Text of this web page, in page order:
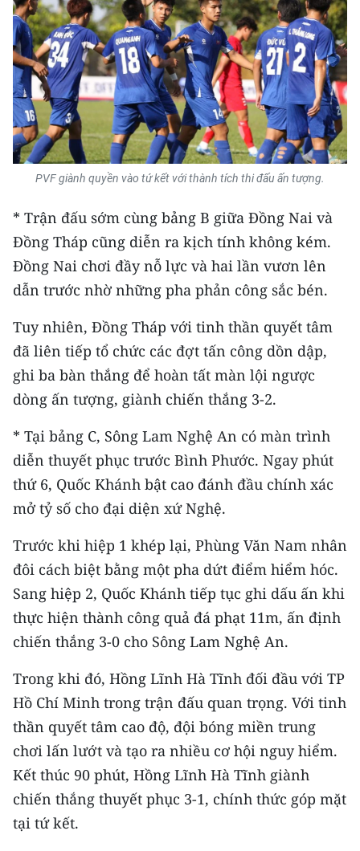
Media Môi trường
Ảnh
Infographic
TIN MỚI
TIN ĐỊA PHƯƠNG
Trung du và miền núi phía Bắc
Đồng bằng sông Hồng
Bắc Trung Bộ
Duyên hải Nam Trung Bộ và Tây
Nguyên
Đông Nam Bộ
Chuyên trang Hà Nội
Chuyên trang TP. Hồ Chí Minh
CÁC CHUYÊN TRANG
VỀ BÁO NHÂN DÂN
NHÂN DÂN CUỐI TUẦN
NHÂN DÂN HẰNG THÁNG
MUA BÁO
ĐỌC BÁO IN
PVF giành quyền vào tứ kết với thành tích thi đấu ấn tượng.
* Trận đấu sớm cùng bảng B giữa Đồng Nai và
Đồng Tháp cũng diễn ra kịch tính không kém.
Đồng Nai chơi đầy nỗ lực và hai lần vươn lên
dẫn trước nhờ những pha phản công sắc bén.
Tuy nhiên, Đồng Tháp với tinh thần quyết tâm
đã liên tiếp tổ chức các đợt tấn công dồn dập,
ghi ba bàn thắng để hoàn tất màn lội ngược
dòng ấn tượng, giành chiến thắng 3-2.
* Tại bảng C, Sông Lam Nghệ An có màn trình
diễn thuyết phục trước Bình Phước. Ngay phút
thứ 6, Quốc Khánh bật cao đánh đầu chính xác
mở tỷ số cho đại diện xứ Nghệ.
Trước khi hiệp 1 khép lại, Phùng Văn Nam nhân
đôi cách biệt bằng một pha dứt điểm hiểm hóc.
Sang hiệp 2, Quốc Khánh tiếp tục ghi dấu ấn khi
thực hiện thành công quả đá phạt 11m, ấn định
chiến thắng 3-0 cho Sông Lam Nghệ An.
Trong khi đó, Hồng Lĩnh Hà Tĩnh đối đầu với TP
Hồ Chí Minh trong trận đấu quan trọng. Với tinh
thần quyết tâm cao độ, đội bóng miền trung
chơi lấn lướt và tạo ra nhiều cơ hội nguy hiểm.
Kết thúc 90 phút, Hồng Lĩnh Hà Tĩnh giành
chiến thắng thuyết phục 3-1, chính thức góp mặt
tại tứ kết.